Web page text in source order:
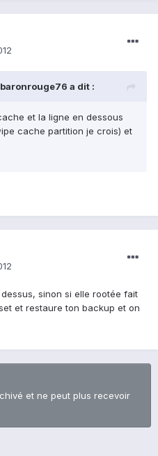
a dit :
et la ligne en dessous
cache partition je crois) et
sinon si elle rootée fait
et restaure ton backup et on
et ne peut plus recevoir